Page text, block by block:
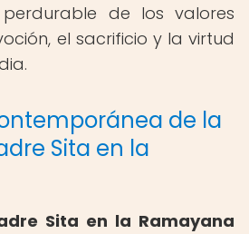
de los valores
el sacrificio y la virtud
de la
Sita en la
Sita en la Ramayana